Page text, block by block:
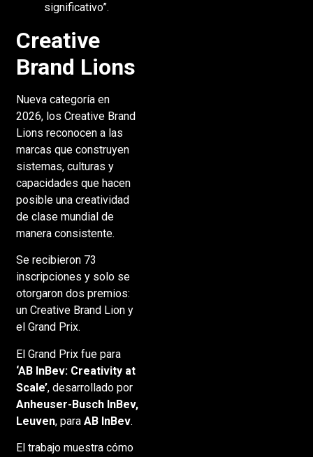
significativo”.
Creative
Brand Lions
Nueva categoría en
2026, los Creative Brand
Lions reconocen a las
marcas que construyen
sistemas, culturas y
capacidades que hacen
posible una creatividad
de clase mundial de
manera consistente.
Se recibieron 73
inscripciones y solo se
otorgaron dos premios:
un Creative Brand Lion y
el Grand Prix.
El Grand Prix fue para
‘AB InBev: Creativity at
Scale’, desarrollado por
Anheuser-Busch InBev,
Leuven, para AB InBev.
El trabajo muestra cómo